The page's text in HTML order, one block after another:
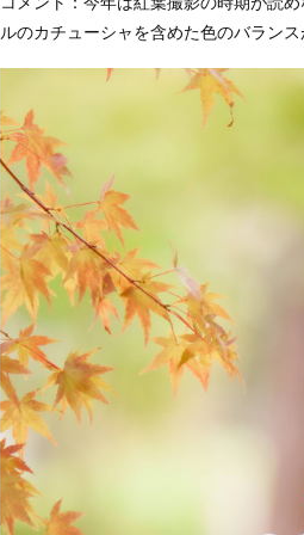
ルのカチューシャを含めた色のバラン